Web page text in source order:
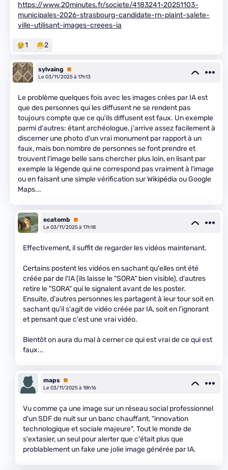
https://www.20minutes.fr/societe/4183241-20251103-
municipales-2026-strasbourg-candidate-rn-plaint-salete-
ville-utilisant-images-creees-ia
1 2
sylvaing
Premium
Le 03/11/2025 à 17h13
Le problème quelques fois avec les images crées par IA est
que des personnes qui les diffusent ne se rendent pas
toujours compte que ce qu'ils diffusent est faux. Un exemple
parmi d'autres: étant archéologue, j'arrive assez facilement à
discerner une photo d'un vrai monument par rapport à un
faux, mais bon nombre de personnes se font prendre et
trouvent l'image belle sans chercher plus loin, en lisant par
exemple la légende qui ne correspond pas vraiment à l'image
ou en faisant une simple vérification sur Wikipédia ou Google
Maps...
ecatomb
Premium
Le 03/11/2025 à 17h18
Effectivement, il suffit de regarder les vidéos maintenant.
Certains postent les vidéos en sachant qu'elles ont été
créée par de l'IA (ils laisse le "SORA" bien visible), d'autres
retire le "SORA" qui le signalent avant de les poster.
Ensuite, d'autres personnes les partagent à leur tour soit en
sachant qu'il s'agit de vidéo créée par IA, soit en l'ignorant
et pensant que c'est une vrai vidéo.
Bientôt on aura du mal à cerner ce qui est vrai de ce qui est
faux...
maps Premium
Le 03/11/2025 à 18h16
Vu comme ça une image sur un réseau social professionnel
d'un SDF de nuit sur un banc chauffant, "innovation
technologique et sociale majeure". Tout le monde de
s'extasier, un seul pour alerter que c'était plus que
problablement un fake une jolie image générée par IA.